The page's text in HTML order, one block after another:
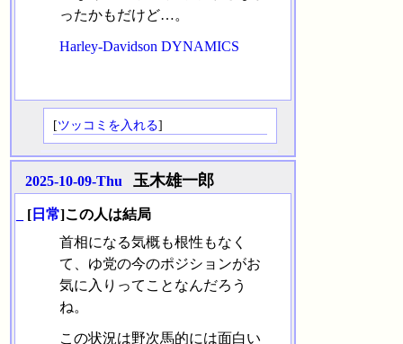
ったかもだけど…。
Harley-Davidson DYNAMICS
[ツッコミを入れる]
2025-10-09-Thu 玉木雄一郎
[ 日常]この人は結局
首相になる気概も根性もなく
て、ゆ党の今のポジションがお
気に入りってことなんだろう
ね。
この状況は野次馬的には面白い